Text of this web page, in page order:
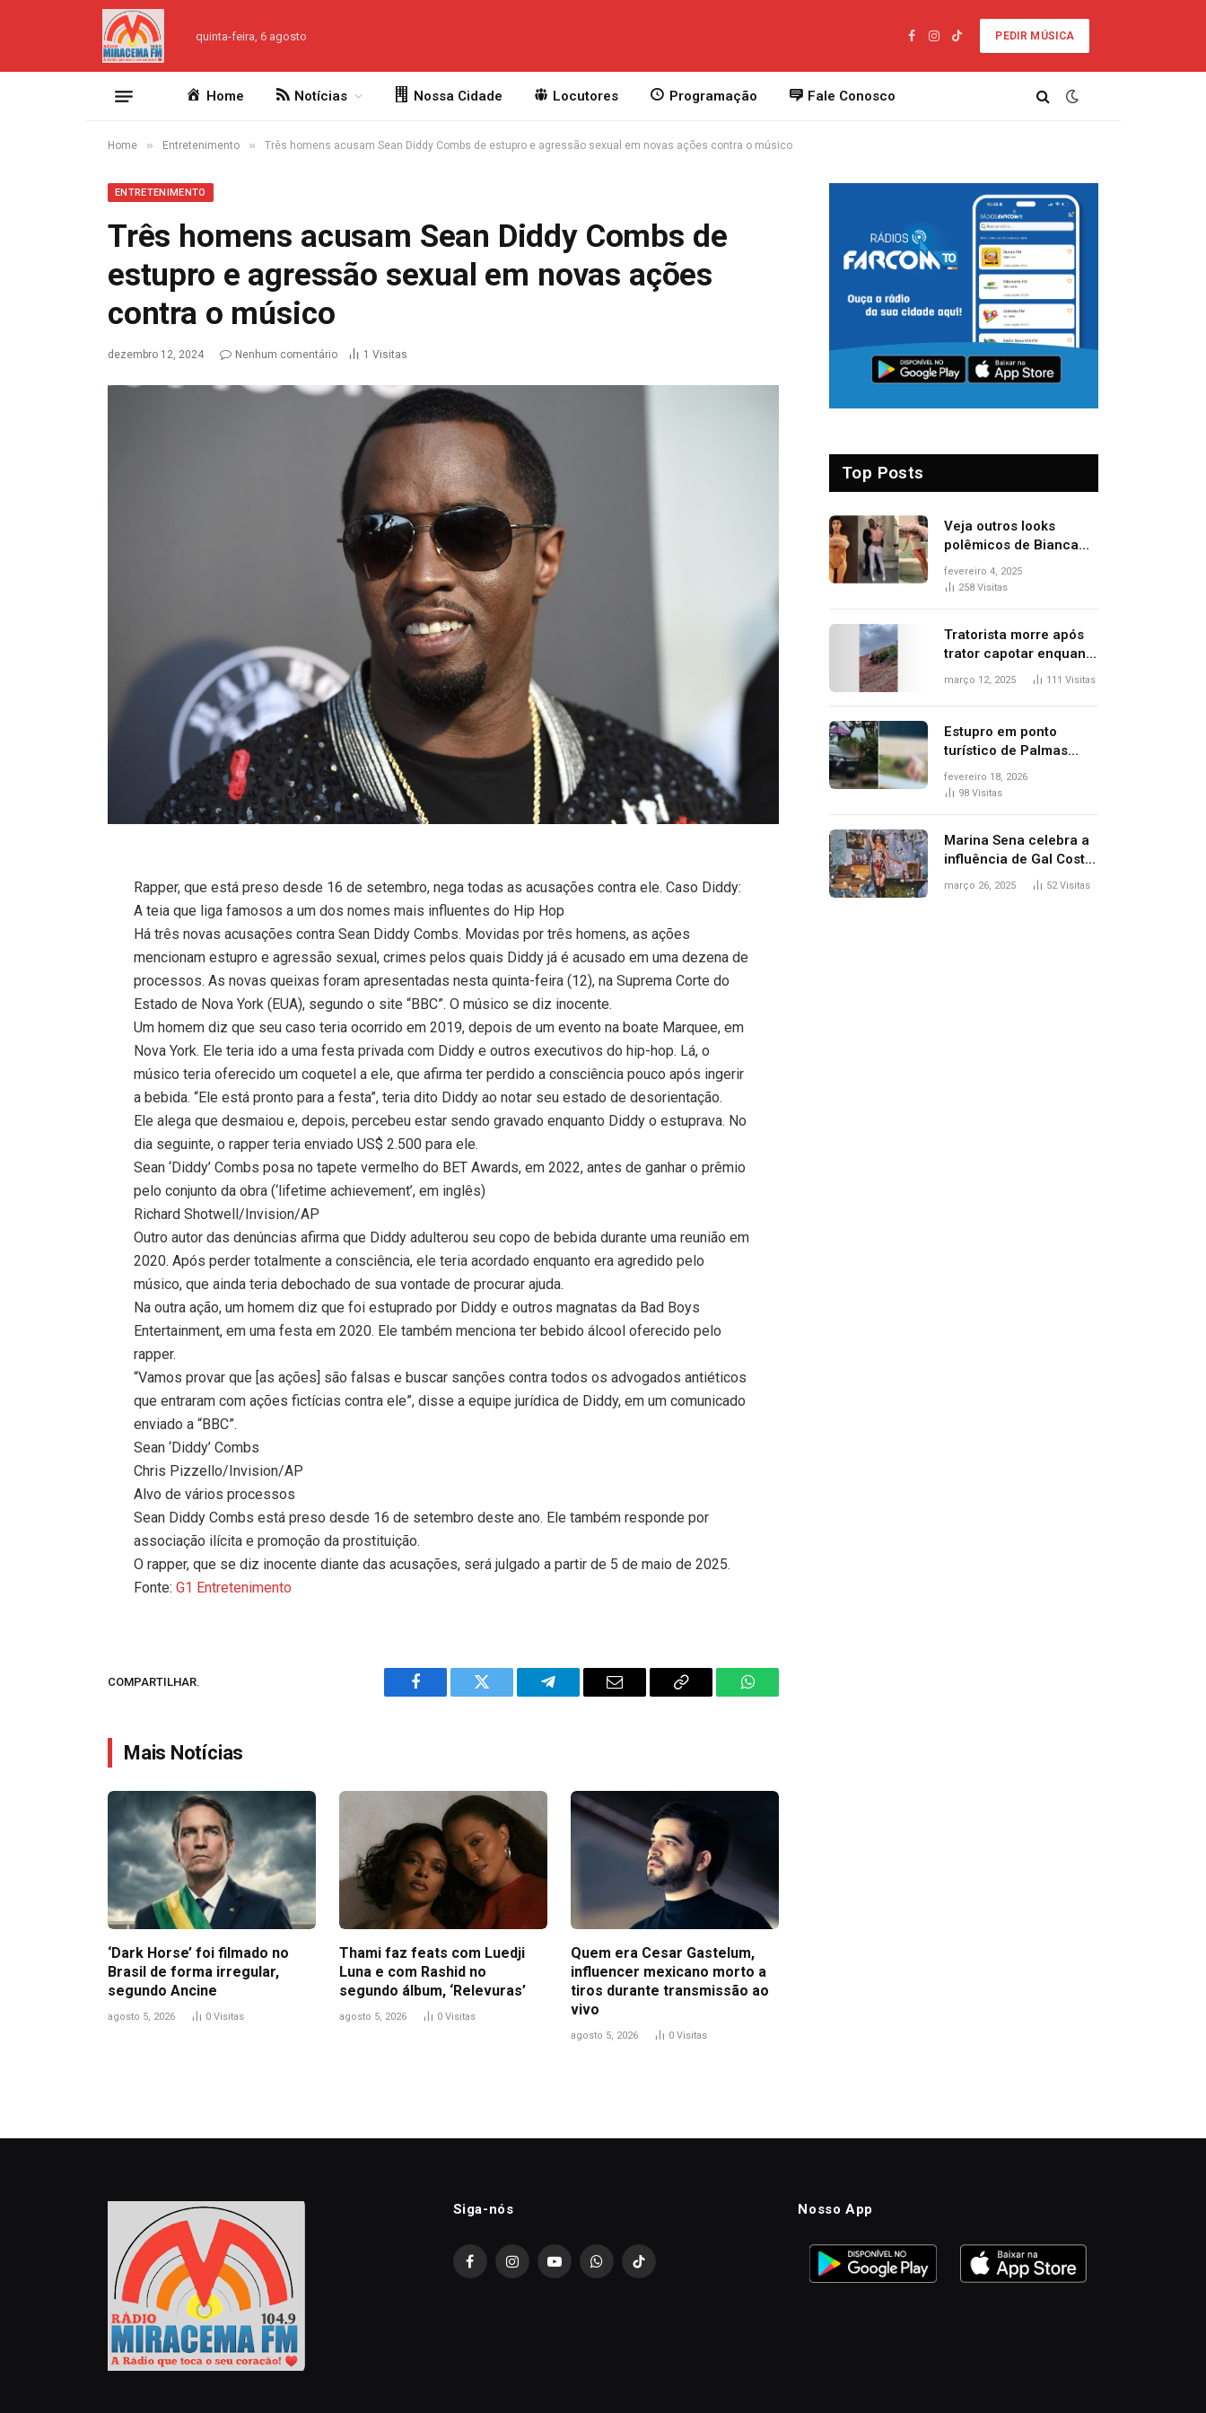
quinta-feira, 6 agosto
Facebook
Instagram
TikTok
PEDIR MÚSICA
Home Notícias Nossa Cidade Locutores Programação Fale Conosco
Home » Entretenimento » Três homens acusam Sean Diddy Combs de estupro e agressão sexual em novas ações contra o músico
ENTRETENIMENTO
Três homens acusam Sean Diddy Combs de
estupro e agressão sexual em novas ações
contra o músico
dezembro 12, 2024 Nenhum comentário 1 Visitas
Rapper, que está preso desde 16 de setembro, nega todas as acusações contra ele. Caso Diddy:
A teia que liga famosos a um dos nomes mais influentes do Hip Hop
Há três novas acusações contra Sean Diddy Combs. Movidas por três homens, as ações
mencionam estupro e agressão sexual, crimes pelos quais Diddy já é acusado em uma dezena de
processos. As novas queixas foram apresentadas nesta quinta-feira (12), na Suprema Corte do
Estado de Nova York (EUA), segundo o site “BBC”. O músico se diz inocente.
Um homem diz que seu caso teria ocorrido em 2019, depois de um evento na boate Marquee, em
Nova York. Ele teria ido a uma festa privada com Diddy e outros executivos do hip-hop. Lá, o
músico teria oferecido um coquetel a ele, que afirma ter perdido a consciência pouco após ingerir
a bebida. “Ele está pronto para a festa”, teria dito Diddy ao notar seu estado de desorientação.
Ele alega que desmaiou e, depois, percebeu estar sendo gravado enquanto Diddy o estuprava. No
dia seguinte, o rapper teria enviado US$ 2.500 para ele.
Sean ‘Diddy’ Combs posa no tapete vermelho do BET Awards, em 2022, antes de ganhar o prêmio
pelo conjunto da obra (‘lifetime achievement’, em inglês)
Richard Shotwell/Invision/AP
Outro autor das denúncias afirma que Diddy adulterou seu copo de bebida durante uma reunião em
2020. Após perder totalmente a consciência, ele teria acordado enquanto era agredido pelo
músico, que ainda teria debochado de sua vontade de procurar ajuda.
Na outra ação, um homem diz que foi estuprado por Diddy e outros magnatas da Bad Boys
Entertainment, em uma festa em 2020. Ele também menciona ter bebido álcool oferecido pelo
rapper.
“Vamos provar que [as ações] são falsas e buscar sanções contra todos os advogados antiéticos
que entraram com ações fictícias contra ele”, disse a equipe jurídica de Diddy, em um comunicado
enviado a “BBC”.
Sean ‘Diddy’ Combs
Chris Pizzello/Invision/AP
Alvo de vários processos
Sean Diddy Combs está preso desde 16 de setembro deste ano. Ele também responde por
associação ilícita e promoção da prostituição.
O rapper, que se diz inocente diante das acusações, será julgado a partir de 5 de maio de 2025.
Fonte:G1 Entretenimento
COMPARTILHAR.
Facebook Twitter Telegram Email
Copy
WhatsApp
Mais Notícias
‘Dark Horse’ foi filmado no
Brasil de forma irregular,
segundo Ancine
agosto 5, 2026 0 Visitas
Thami faz feats com Luedji
Luna e com Rashid no
segundo álbum, ‘Relevuras’
agosto 5, 2026 0 Visitas
Quem era Cesar Gastelum,
influencer mexicano morto a
tiros durante transmissão ao
vivo
agosto 5, 2026 0 Visitas
Top Posts
Veja outros looks
polêmicos de Bianca
Censori, esposa de
Kanye West que
fevereiro 4, 2025
258 Visitas
Tratorista morre após
trator capotar enquanto
removia vegetação em
março 12, 2025 111 Visitas
Estupro em ponto
turístico de Palmas
ocorreu em frente à
viatura e base de
fevereiro 18, 2026
98 Visitas
Marina Sena celebra a
influência de Gal Costa
na arte do álbum
março 26, 2025 52Visitas
Siga-nós
FacebookInstagramYouTubeWhatsAppTikTok
Nosso App